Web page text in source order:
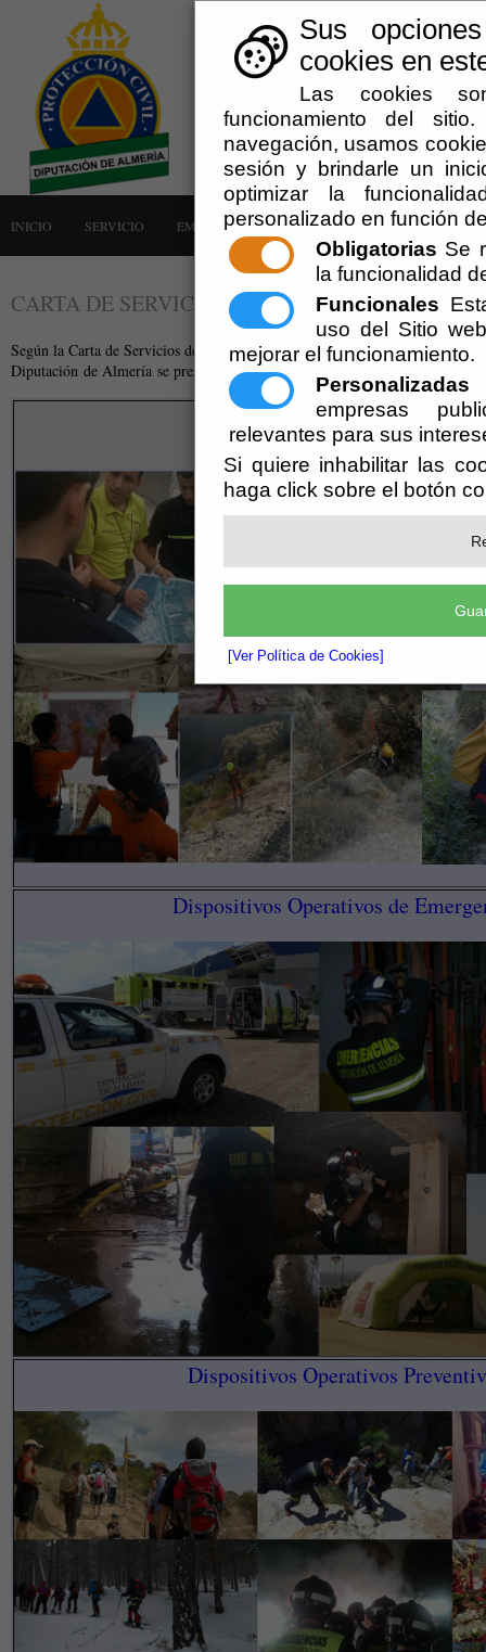
Sus
cookies en
Las cookies
funcionamiento del
navegación, usamos
sesión y brindarle un
optimizar la
personalizado en función
Obligatorias Se
la funcionalidad
Funcionales
uso del Sitio
mejorar el funcionamiento.
Personalizadas
empresas
relevantes para sus
Si quiere inhabilitar las
haga click sobre el botón
[Ver Política de Cookies]
INICIO SERVICIO EMERGENCIAS LA AGRUPACIÓN AVISOS
CARTA DE SERVICIOS
Según la Carta de Servicios de la Diputación de Almería a los Entes
Diputación de Almería se prestan los siguientes:
Búsqueda y Rescate de
Dispositivos Operativos de
Dispositivos Operativos